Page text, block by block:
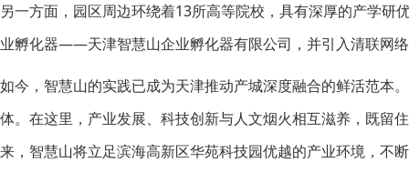
另一方面，园区周边环绕着13所高等院校，具有深厚的产学
业孵化器——天津智慧山企业孵化器有限公司，并引入清联网
如今，智慧山的实践已成为天津推动产城深度融合的鲜活范本
体。在这里，产业发展、科技创新与人文烟火相互滋养，既留
来，智慧山将立足滨海高新区华苑科技园优越的产业环境，不